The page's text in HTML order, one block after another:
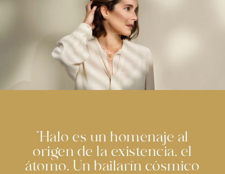
"Halo es un homenaje al
origen de la existencia, el
átomo. Un bailarín cósmico